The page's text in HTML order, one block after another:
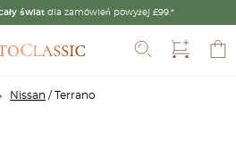
świat dla zamówień powyżej £99.*Szukaj
Nissan / Terrano